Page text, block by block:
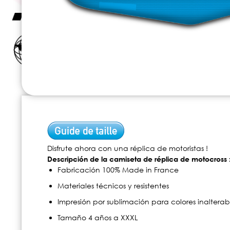
beginning
Disfrute ahora con una réplica de motoristas !
Descripción de la camiseta de réplica de motocross :
Fabricación 100% Made in France
Materiales técnicos y resistentes
Impresión por sublimación para colores
Tamaño 4 años a XXXL